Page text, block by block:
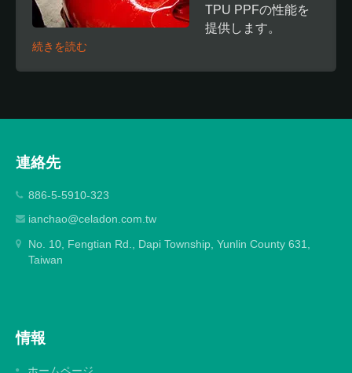
TPU PPFの性能を
提供します。
続きを読む
連絡先
886-5-5910-323
ianchao@celadon.com.tw
No. 10, Fengtian Rd., Dapi Township, Yunlin County 631,
Taiwan
情報